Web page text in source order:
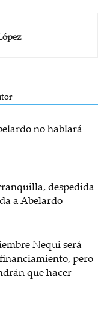
no hablará
despedida
a Abelardo
Nequi será
pero
que hacer